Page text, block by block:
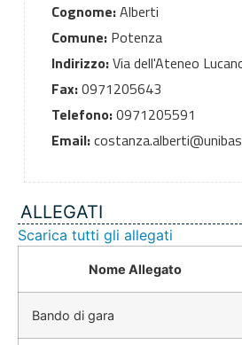
Cognome:Alberti
Comune:Potenza
Indirizzo:Via dell'Ateneo
Fax:0971205643
Telefono:0971205591
Email:
ALLEGATI
Scarica tutti gli allegati
Nome Allegato
Bando di gara